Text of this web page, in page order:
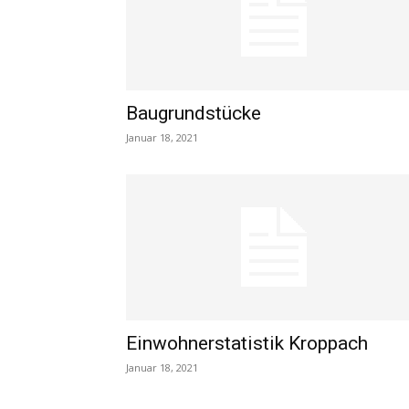
Baugrundstücke
Januar 18, 2021
Einwohnerstatistik Kroppach
Januar 18, 2021